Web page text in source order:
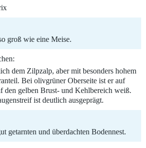
groß wie eine Meise.
dem Zilpzalp, aber mit besonders hohem
Bei olivgrüner Oberseite ist er auf
den gelben Brust- und Kehlbereich weiß.
ist deutlich ausgeprägt.
getarnten und überdachten Bodennest.